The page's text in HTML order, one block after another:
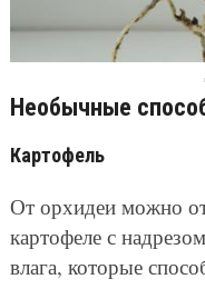
Необычные
Картофель
От орхидеи можно
картофеле с
влага, которые